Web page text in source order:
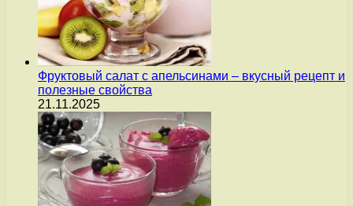
Фруктовый салат с апельсинами – вкусный рецепт и
полезные свойства
21.11.2025